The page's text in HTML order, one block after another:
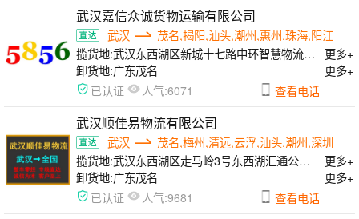
武汉嘉信众诚货物运输有限公司
武汉
茂名,揭阳,汕头,潮州,惠州,珠海,阳江
揽货地:武汉东西湖区新城十七路中环智慧物流园大库16号
更多+
卸货地:广东茂名 更多+
已认证 人气:6071 查看电话
武汉顺佳易物流有限公司
武汉
茂名,梅州,清远,云浮,汕头,潮州,深圳
揽货地:武汉东西湖区走马岭3号东西湖汇通公路港
更多+
卸货地:广东茂名 更多+
已认证 人气:9681 查看电话